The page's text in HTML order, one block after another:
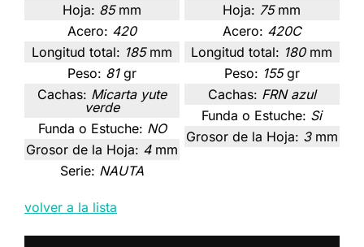
Hoja: 85 mm
Acero: 420
Longitud total: 185 mm
Peso: 81 gr
Cachas: Micarta yute
verde
Funda o Estuche: NO
Grosor de la Hoja: 4 mm
Serie: NAUTA
Hoja: 75 mm
Acero: 420C
Longitud total: 180 mm
Peso: 155 gr
Cachas: FRN azul
Funda o Estuche: Si
Grosor de la Hoja: 3 mm
volver a la lista